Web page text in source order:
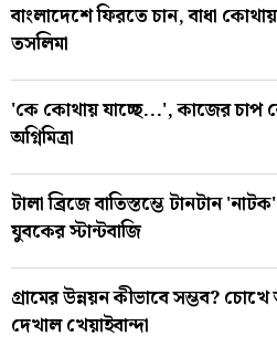
বাংলাদেশে ফিরতে চান, বাধা
তসলিমা
'কে কোথায় যাচ্ছে...', কাজের চাপ
অগ্নিমিত্রা
টালা ব্রিজে বাতিস্তম্ভে টানটান
যুবকের স্টান্টবাজি
গ্রামের উন্নয়ন কীভাবে সম্ভব?
দেখাল খেয়াইবান্দা